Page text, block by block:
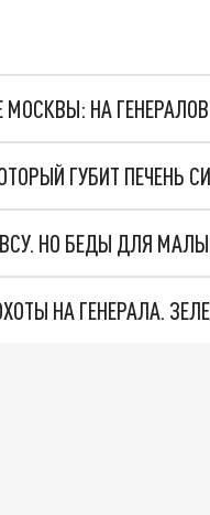
МОСКВЫ: НА
ГУБИТ ПЕЧЕНЬ
НО БЕДЫ ДЛЯ